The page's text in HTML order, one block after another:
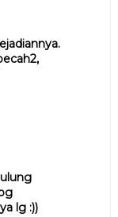
lg :))